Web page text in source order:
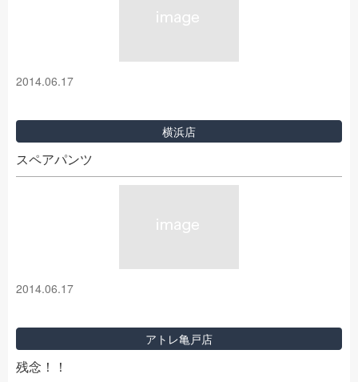
2014.06.17
横浜店
スペアパンツ
2014.06.17
アトレ亀戸店
残念！！